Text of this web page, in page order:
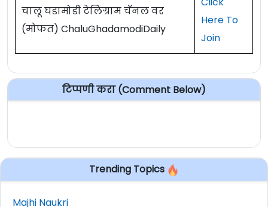
चालू घडामोडी टेलिग्राम चॅनल वर
(मोफत) ChaluGhadamodiDaily
Here To
Join
टिप्पणी करा (Comment Below)
Trending Topics
Majhi Naukri